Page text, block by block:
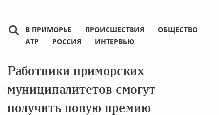
В ПРИМОРЬЕ ПРОИСШЕСТВИЯ
ОБЩЕСТВО
АТР
РОССИЯ ИНТЕРВЬЮ
Работники приморских
муниципалитетов смогут
получить новую премию